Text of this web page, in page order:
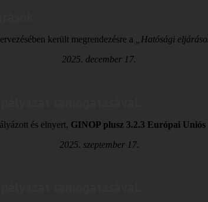
került megrendezésre a „Hatósági
2025. december 17.
és elnyert, GINOP plusz 3.2.3 Európai Uniós
2025. szeptember 17.